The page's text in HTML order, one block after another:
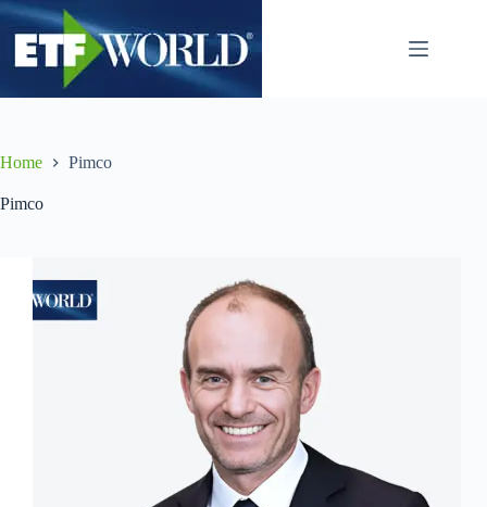
Salta
contenuto
Home Pimco
Pimco